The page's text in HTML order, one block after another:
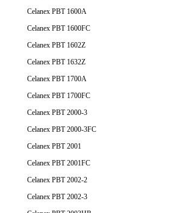
Celanex PBT 1600A
Celanex PBT 1600FC
Celanex PBT 1602Z
Celanex PBT 1632Z
Celanex PBT 1700A
Celanex PBT 1700FC
Celanex PBT 2000-3
Celanex PBT 2000-3FC
Celanex PBT 2001
Celanex PBT 2001FC
Celanex PBT 2002-2
Celanex PBT 2002-3